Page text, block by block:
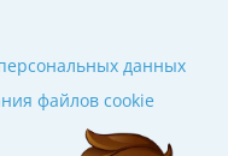
данных
файлов cookie